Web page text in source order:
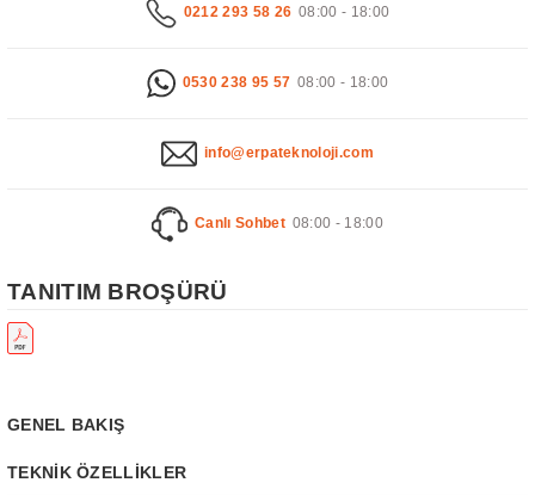
0212 293 58 26 08:00 - 18:00
0530 238 95 57 08:00 - 18:00
info@erpateknoloji.com
Canlı Sohbet 08:00 - 18:00
TANITIM BROŞÜRÜ
GENEL BAKIŞ
TEKNİK ÖZELLİKLER